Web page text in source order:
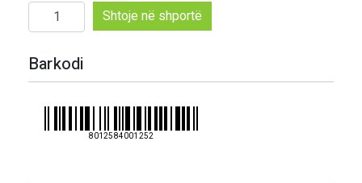
Sasi
Wurstel
Campo
pule
250
Shtoje në shportë
Barkodi
8012584001252